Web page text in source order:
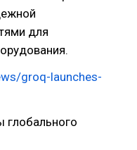
для
groq-launches-